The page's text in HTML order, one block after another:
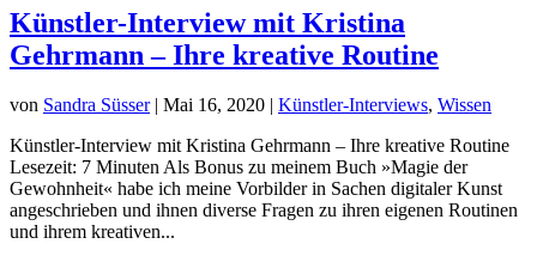
Künstler-Interview mit Kristina
Gehrmann – Ihre kreative Routine
von Sandra Süsser| Mai 16, 2020 | Künstler-Interviews, Wissen
Künstler-Interview mit Kristina Gehrmann – Ihre kreative Routine
Lesezeit: 7 Minuten Als Bonus zu meinem Buch »Magie der
Gewohnheit« habe ich meine Vorbilder in Sachen digitaler Kunst
angeschrieben und ihnen diverse Fragen zu ihren eigenen Routinen
und ihrem kreativen...